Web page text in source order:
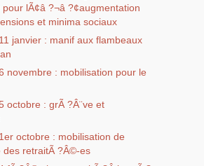
pour lÃ¢â ?¬â ?¢augmentation
et minima sociaux
11 janvier : manif aux flambeaux
novembre : mobilisation pour le
octobre : grÃ ?Â¨ve et
1er octobre : mobilisation de
des retraitÃ ?Â©-es